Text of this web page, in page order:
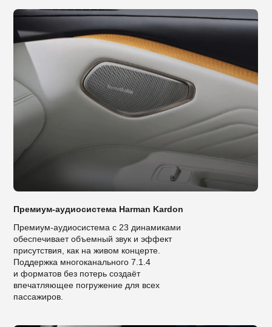
Премиум-аудиосистема Harman Kardon
Премиум-аудиосистема с 23 динамиками
обеспечивает объемный звук и эффект
присутствия, как на живом концерте.
Поддержка многоканального 7.1.4
и форматов без потерь создаёт
впечатляющее погружение для всех
пассажиров.